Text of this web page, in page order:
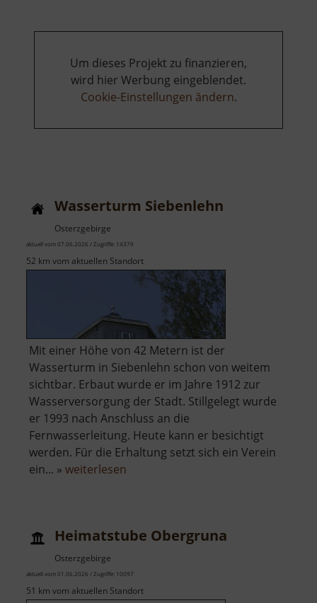
Um dieses Projekt zu finanzieren,
wird hier Werbung eingeblendet.
Cookie-Einstellungen ändern.
Wasserturm Siebenlehn
Osterzgebirge
aktuell vom 07.06.2026 / Zugriffe: 14379
52 km vom aktuellen Standort
Mit einer Höhe von 42 Metern ist der
Wasserturm in Siebenlehn schon von weitem
sichtbar. Erbaut wurde er im Jahre 1912 zur
Wasserversorgung der Stadt. Stillgelegt wurde
er 1993 nach Anschluss an die
Fernwasserleitung. Heute kann er besichtigt
werden. Für die Erhaltung setzt sich ein Verein
ein... » weiterlesen
Heimatstube Obergruna
Osterzgebirge
aktuell vom 01.06.2026 / Zugriffe: 10097
51 km vom aktuellen Standort